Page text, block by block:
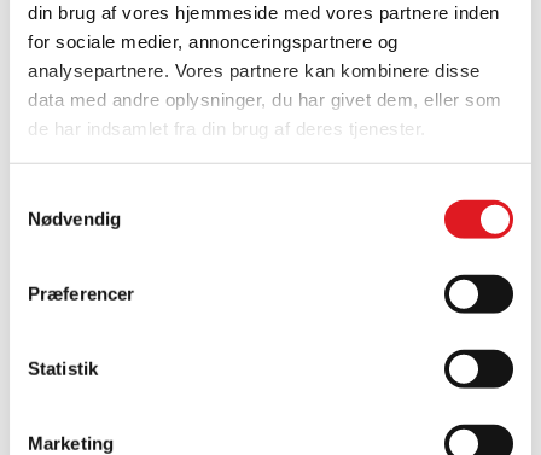
din brug af vores hjemmeside med vores partnere inden
for sociale medier, annonceringspartnere og
analysepartnere. Vores partnere kan kombinere disse
data med andre oplysninger, du har givet dem, eller som
de har indsamlet fra din brug af deres tjenester.
Nødvendig
Præferencer
Statistik
Marketing
Ekspedient
MIKKEL
Ekspedient
MAX THIND